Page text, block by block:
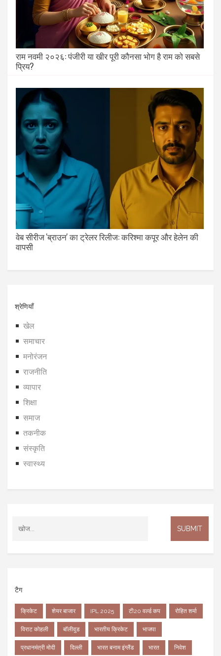
राम नवमी २०२६: पंजीरी या खीर पूरी कौनसा भोग है राम को सबसे
प्रिय?
वेब सीरीज 'ब्राउन' का ट्रेलर रिलीज: करिश्मा कपूर और हेलेन की
वापसी
श्रेणियाँ
खेल
समाचार
मनोरंजन
राजनीति
व्यापार
शिक्षा
समाज
तकनीक
संस्कृति
स्वास्थ्य
टैग
क्रिकेट शेयर बाजार IPL 2025 टी20 वर्ल्ड कप रोहित शर्मा
विराट कोहली बॉलीवुड भारतीय क्रिकेट भाजपा
प्रधानमंत्री मोदी दिल्ली भारत बनाम इंग्लैंड भारत निवेश